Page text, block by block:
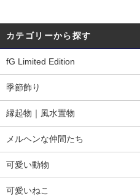
カテゴリーから探す
fG Limited Edition
季節飾り
縁起物｜風水置物
メルヘンな仲間たち
可愛い動物
可愛いねこ